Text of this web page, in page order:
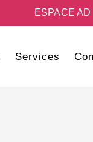
ESPACE AD
Services